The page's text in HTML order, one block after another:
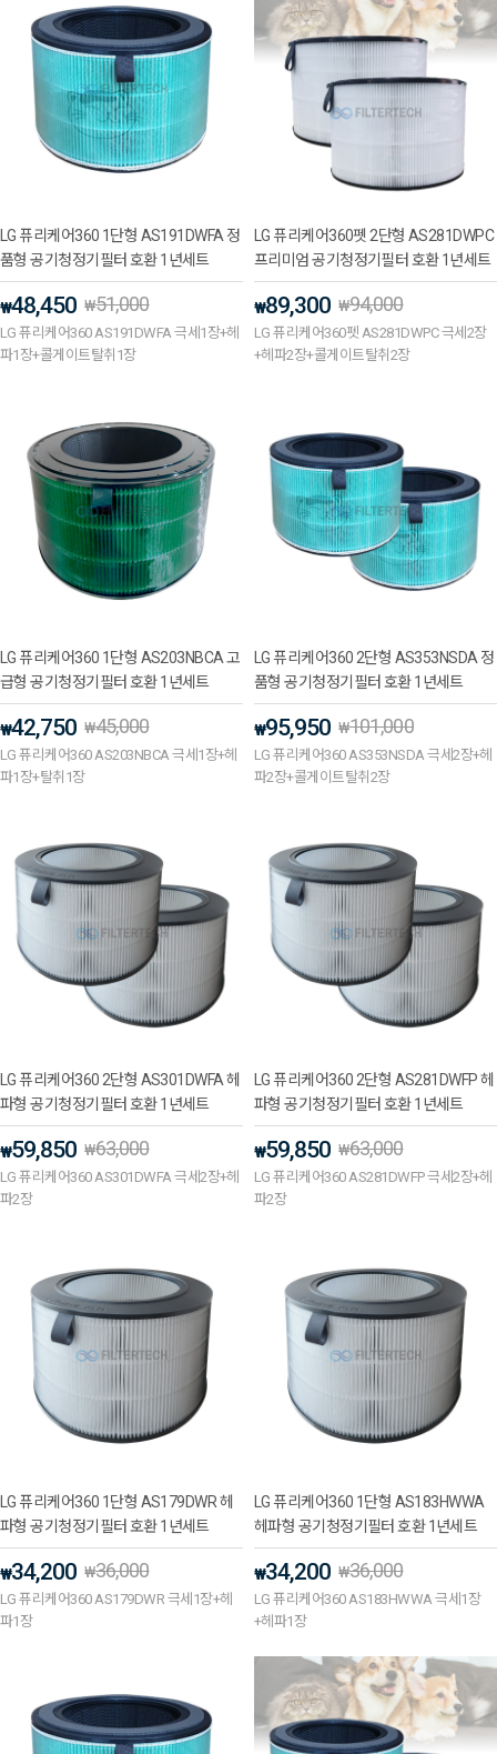
LG 퓨리케어360 1단형 AS191DWFA 정
품형 공기청정기필터 호환 1년세트
₩48,450 ₩51,000
LG 퓨리케어360 AS191DWFA 극세1장+헤
파1장+콜게이트탈취1장
LG 퓨리케어360펫 2단형 AS281DWPC
프리미엄 공기청정기필터 호환 1년세트
₩89,300 ₩94,000
LG 퓨리케어360펫 AS281DWPC 극세2장
+헤파2장+콜게이트탈취2장
LG 퓨리케어360 1단형 AS203NBCA 고
급형 공기청정기필터 호환 1년세트
₩42,750 ₩45,000
LG 퓨리케어360 AS203NBCA 극세1장+헤
파1장+탈취1장
LG 퓨리케어360 2단형 AS353NSDA 정
품형 공기청정기필터 호환 1년세트
₩95,950 ₩101,000
LG 퓨리케어360 AS353NSDA 극세2장+헤
파2장+콜게이트탈취2장
LG 퓨리케어360 2단형 AS301DWFA 헤
파형 공기청정기필터 호환 1년세트
₩59,850 ₩63,000
LG 퓨리케어360 AS301DWFA 극세2장+헤
파2장
LG 퓨리케어360 2단형 AS281DWFP 헤
파형 공기청정기필터 호환 1년세트
₩59,850 ₩63,000
LG 퓨리케어360 AS281DWFP 극세2장+헤
파2장
LG 퓨리케어360 1단형 AS179DWR 헤
파형 공기청정기필터 호환 1년세트
₩34,200 ₩36,000
LG 퓨리케어360 AS179DWR 극세1장+헤
파1장
LG 퓨리케어360 1단형 AS183HWWA
헤파형 공기청정기필터 호환 1년세트
₩34,200 ₩36,000
LG 퓨리케어360 AS183HWWA 극세1장
+헤파1장